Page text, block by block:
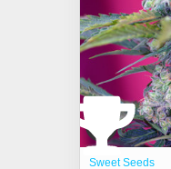
Sweet Seeds